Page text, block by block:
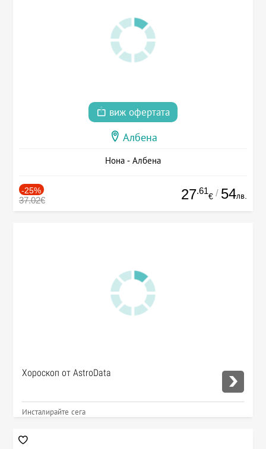
виж офертата
Албена
Нона - Албена
-25%
37.02€ 27.61
€ / 54лв.
Хороскоп от AstroData
Инсталирайте сега